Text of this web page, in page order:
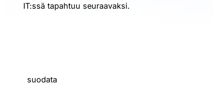
IT:ssä tapahtuu seuraavaksi.
suodata